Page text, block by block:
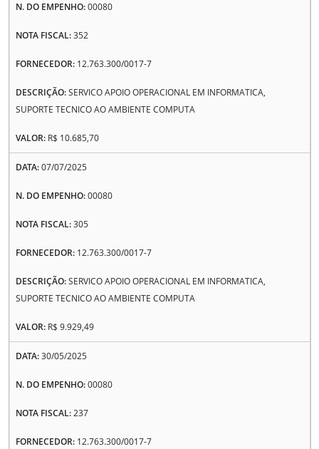
00080
352
12.763.300/0017-7
SERVICO APOIO OPERACIONAL EM INFORMATICA,
SUPORTE TECNICO AO AMBIENTE COMPUTA
R$ 10.685,70
07/07/2025
00080
305
12.763.300/0017-7
SERVICO APOIO OPERACIONAL EM INFORMATICA,
SUPORTE TECNICO AO AMBIENTE COMPUTA
R$ 9.929,49
30/05/2025
00080
237
12.763.300/0017-7